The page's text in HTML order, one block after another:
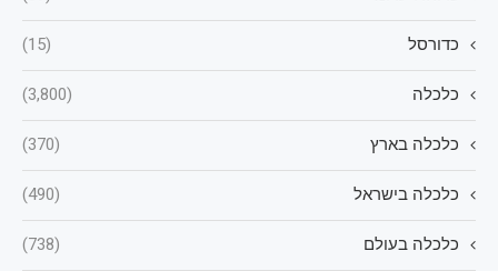
כדורסל (15)
כלכלה (3,800)
כלכלה בארץ (370)
כלכלה בישראל (490)
כלכלה בעולם (738)